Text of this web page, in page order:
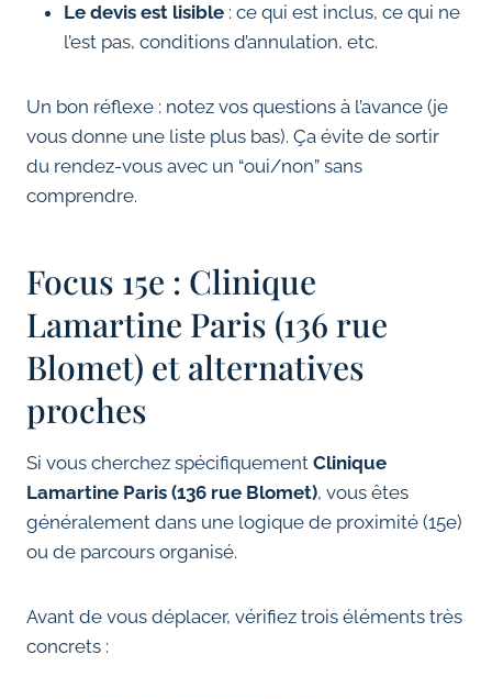
Le devis est lisible : ce qui est inclus, ce qui ne
l’est pas, conditions d’annulation, etc.
Un bon réflexe : notez vos questions à l’avance (je
vous donne une liste plus bas). Ça évite de sortir
du rendez-vous avec un “oui/non” sans
comprendre.
Focus 15e : Clinique
Lamartine Paris (136 rue
Blomet) et alternatives
proches
Si vous cherchez spécifiquement Clinique
Lamartine Paris (136 rue Blomet), vous êtes
généralement dans une logique de proximité (15e)
ou de parcours organisé.
Avant de vous déplacer, vérifiez trois éléments très
concrets :